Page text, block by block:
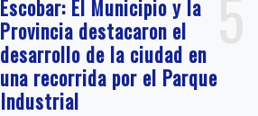
Escobar: El Municipio y la
Provincia destacaron el
desarrollo de la ciudad en
una recorrida por el Parque
Industrial